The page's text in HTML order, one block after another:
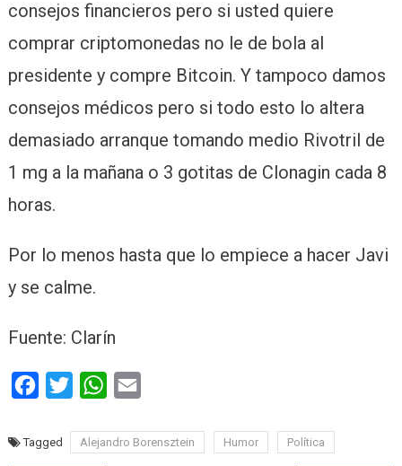
consejos financieros pero si usted quiere
comprar criptomonedas no le de bola al
presidente y compre Bitcoin. Y tampoco damos
consejos médicos pero si todo esto lo altera
demasiado arranque tomando medio Rivotril de
1 mg a la mañana o 3 gotitas de Clonagin cada 8
horas.
Por lo menos hasta que lo empiece a hacer Javi
y se calme.
Fuente: Clarín
Facebook
Twitter WhatsApp
Tagged Alejandro Borensztein Humor Política